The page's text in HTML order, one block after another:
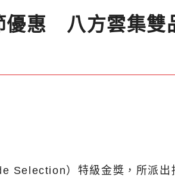
惠 八方雲集雙
Selection）特級金獎，所派